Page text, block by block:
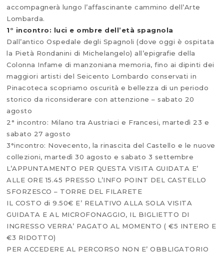
accompagnerà lungo l’affascinante cammino dell’Arte
Lombarda.
1° incontro: luci e ombre dell’età spagnola
Dall’antico Ospedale degli Spagnoli (dove oggi è ospitata
la Pietà Rondanini di Michelangelo) all’epigrafie della
Colonna Infame di manzoniana memoria, fino ai dipinti dei
maggiori artisti del Seicento Lombardo conservati in
Pinacoteca scopriamo oscurità e bellezza di un periodo
storico da riconsiderare con attenzione – sabato 20
agosto
2° incontro: Milano tra Austriaci e Francesi, martedì 23 e
sabato 27 agosto
3°incontro: Novecento, la rinascita del Castello e le nuove
collezioni, martedì 30 agosto e sabato 3 settembre
L’APPUNTAMENTO PER QUESTA VISITA GUIDATA E’
ALLE ORE 15.45 PRESSO L’INFO POINT DEL CASTELLO
SFORZESCO – TORRE DEL FILARETE
IL COSTO di 9.50€ E’ RELATIVO ALLA SOLA VISITA
GUIDATA E AL MICROFONAGGIO, IL BIGLIETTO DI
INGRESSO VERRA’ PAGATO AL MOMENTO ( €5 INTERO E
€3 RIDOTTO)
PER ACCEDERE AL PERCORSO NON E’ OBBLIGATORIO